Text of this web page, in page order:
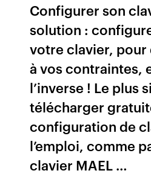
Configurer son
solution :
votre clavier, pour
à vos contraintes,
l’inverse ! Le plus
télécharger
configuration de
l’emploi, comme
clavier MAEL …